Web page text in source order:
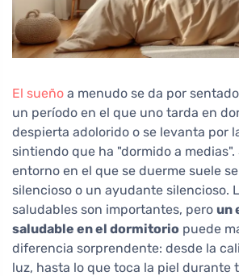
El sueño a menudo se da por
un período en el que uno tarda en
despierta adolorido o se levanta por
sintiendo que ha "dormido a medias".
entorno en el que se duerme suele
silencioso o un ayudante silencioso.
saludables son importantes, pero un
saludable en el dormitorio puede
diferencia sorprendente: desde la
luz, hasta lo que toca la piel durante